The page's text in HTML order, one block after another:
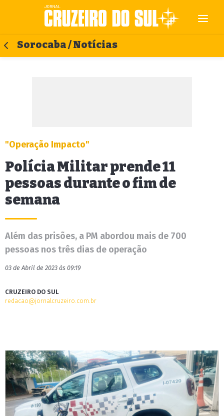
Sorocaba / Notícias
"Operação Impacto"
Polícia Militar prende 11
pessoas durante o fim de
semana
Além das prisões, a PM abordou mais de 700
pessoas nos três dias de operação
03 de Abril de 2023 às 09:19
CRUZEIRO DO SUL
redacao@jornalcruzeiro.com.br